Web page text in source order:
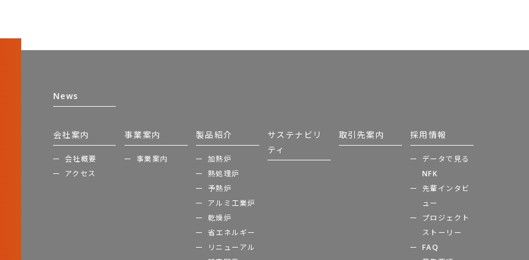
News
会社案内
会社概要
アクセス
事業案内
事業案内
製品紹介
加熱炉
熱処理炉
予熱炉
アルミ工業炉
乾燥炉
省エネルギー
リニューアル
サステナビリ
ティ
取引先案内 採用情報
データで見る
NFK
先輩インタビ
ュー
プロジェクト
ストーリー
FAQ